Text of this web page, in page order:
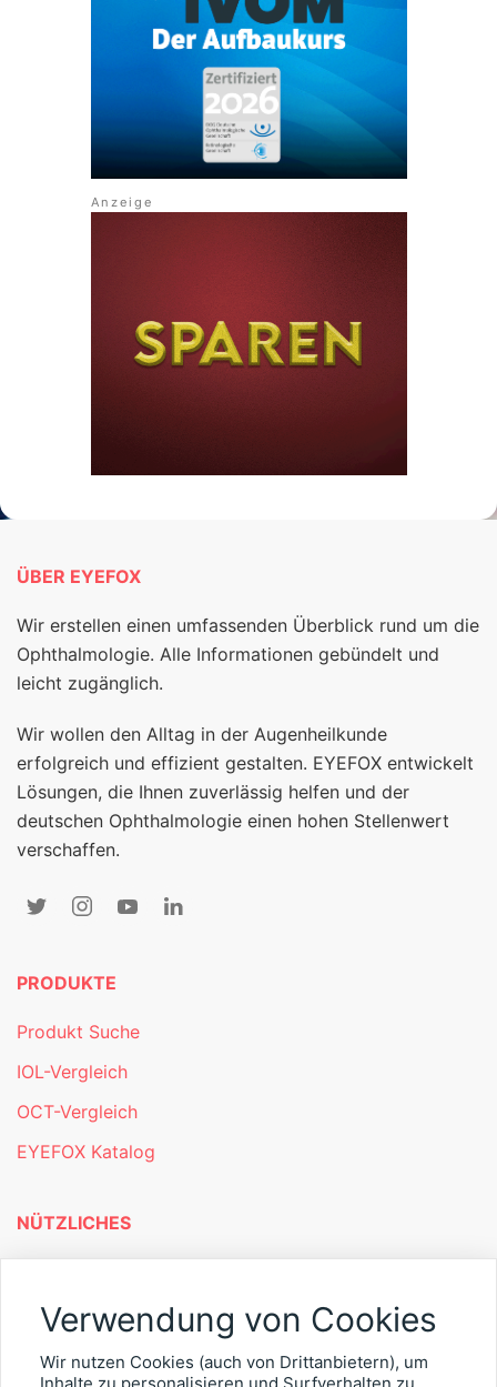
ÜBER EYEFOX
Wir erstellen einen umfassenden Überblick rund um die
Ophthalmologie. Alle Informationen gebündelt und
leicht zugänglich.
Wir wollen den Alltag in der Augenheilkunde
erfolgreich und effizient gestalten. EYEFOX entwickelt
Lösungen, die Ihnen zuverlässig helfen und der
deutschen Ophthalmologie einen hohen Stellenwert
verschaffen.
PRODUKTE
Produkt Suche
IOL-Vergleich
OCT-Vergleich
EYEFOX Katalog
NÜTZLICHES
Newsletter
Personalgewinnung mit EYEFOX
Verwendung von Cookies
Wir nutzen Cookies (auch von Drittanbietern), um